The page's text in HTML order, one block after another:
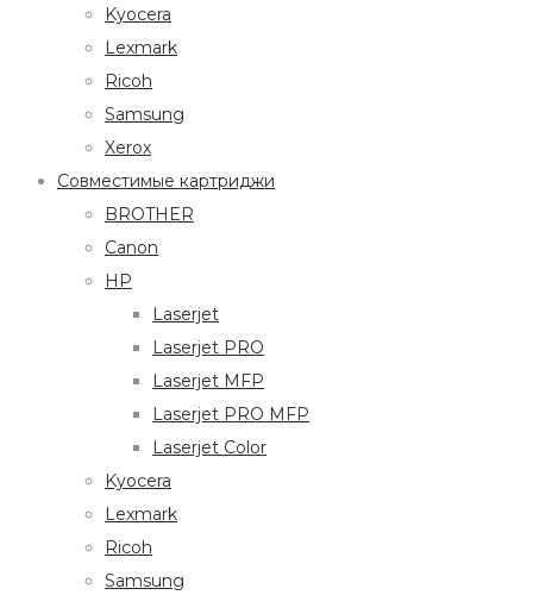
Kyocera
Lexmark
Ricoh
Samsung
Xerox
Совместимые картриджи
BROTHER
Canon
HP
Laserjet
Laserjet PRO
Laserjet MFP
Laserjet PRO MFP
Laserjet Color
Kyocera
Lexmark
Ricoh
Samsung